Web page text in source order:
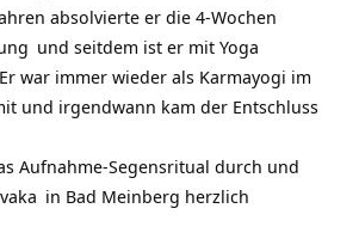
absolvierte er die 4-Wochen
und seitdem ist er mit Yoga
war immer wieder als Karmayogi im
und irgendwann kam der Entschluss
Aufnahme-Segensritual durch und
in Bad Meinberg herzlich